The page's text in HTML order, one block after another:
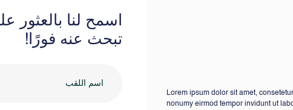
Lorem ipsum dolor sit amet,
nonumy eirmod tempor invidunt ut
اسمح لنا بالعثور
تبحث عنه فورًا!